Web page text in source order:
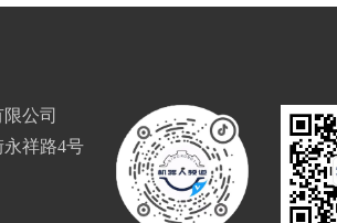
公司
祥路4号